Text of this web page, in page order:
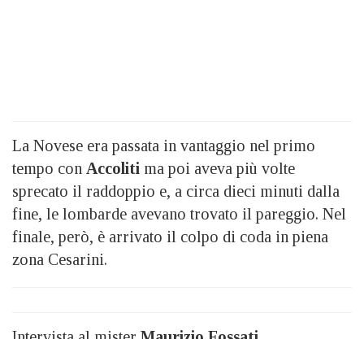
La Novese era passata in vantaggio nel primo
tempo con Accoliti ma poi aveva più volte
sprecato il raddoppio e, a circa dieci minuti dalla
fine, le lombarde avevano trovato il pareggio. Nel
finale, però, è arrivato il colpo di coda in piena
zona Cesarini.